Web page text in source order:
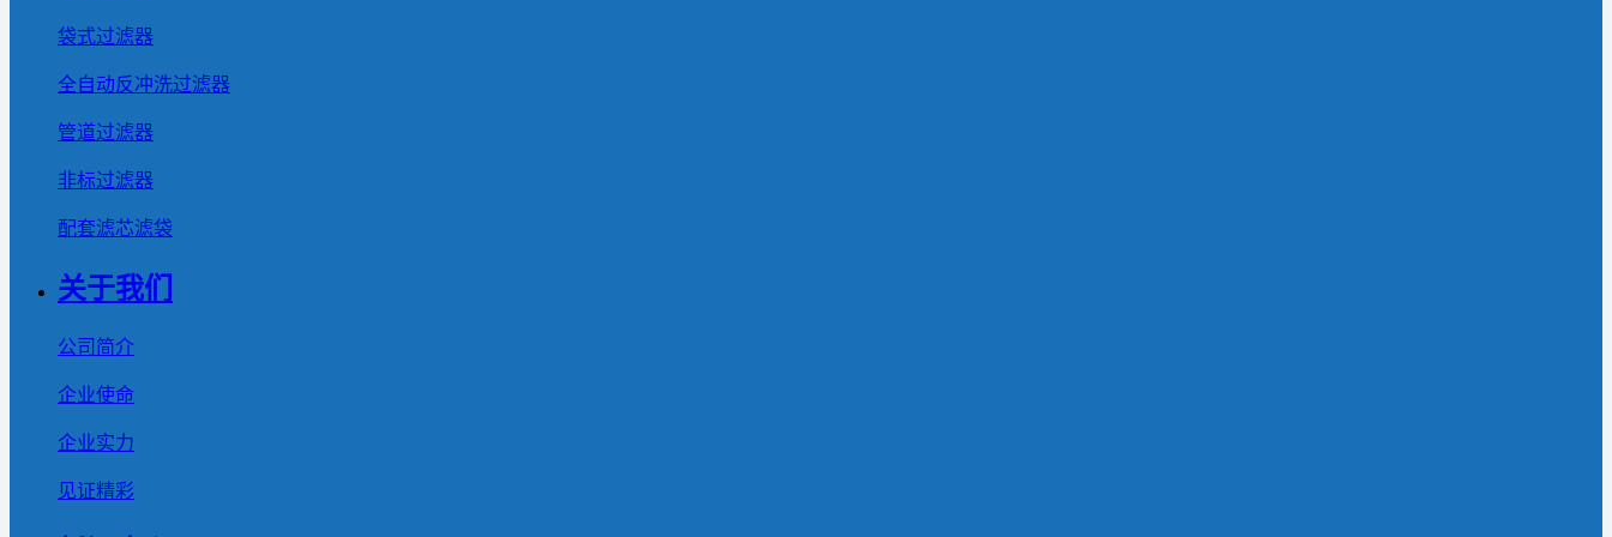
袋式过滤器
全自动反冲洗过滤器
管道过滤器
非标过滤器
配套滤芯滤袋
关于我们
公司简介
企业使命
企业实力
见证精彩